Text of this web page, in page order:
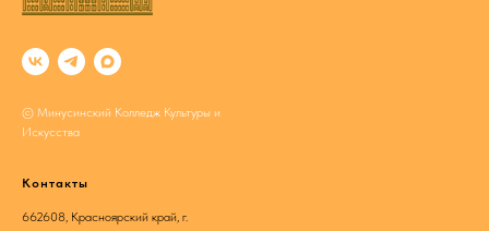
© Минусинский Колледж Культуры и
Искусства
Контакты
662608, Красноярский край, г.